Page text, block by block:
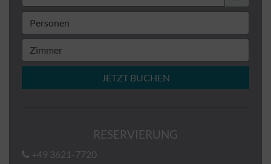
JETZT BUCHEN
RESERVIERUNG
+49 3621-7720